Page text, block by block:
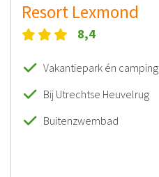
Resort Lexmond
8,4
Vakantiepark én camping
Bij Utrechtse Heuvelrug
Buitenzwembad